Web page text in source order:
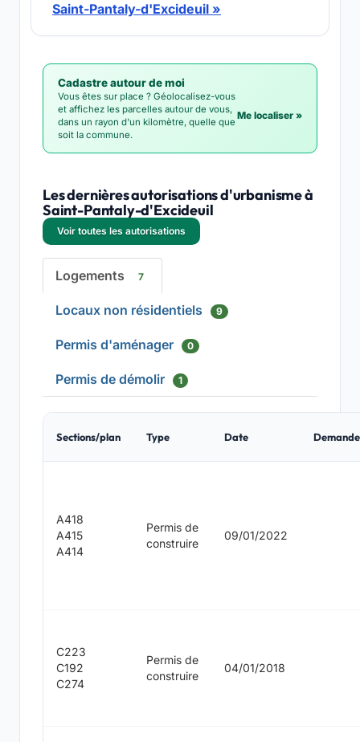
Saint-Pantaly-d'Excideuil »
Cadastre autour de moi
Vous êtes sur place ? Géolocalisez-vous
et affichez les parcelles autour de vous,
dans un rayon d'un kilomètre, quelle que
soit la commune.
Me localiser »
Les dernières autorisations d'urbanisme à
Saint-Pantaly-d'Excideuil
Voir toutes les autorisations
Logements 7
Locaux non résidentiels 9
Permis d'aménager 0
Permis de démolir 1
Sections/plan Type Date
A418
A415
A414
Permis de
construire
09/01/2022
C223
C192
C274
Permis de
construire
04/01/2018